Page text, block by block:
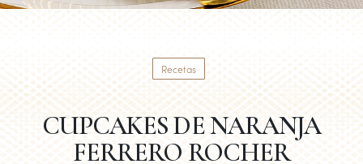
Recetas
CUPCAKES DE NARANJA
FERRERO ROCHER